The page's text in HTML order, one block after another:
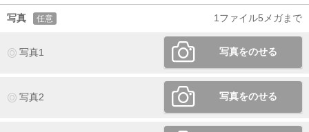
写真 任意 1ファイル5メガまで
写真1 写真をのせる
写真2 写真をのせる